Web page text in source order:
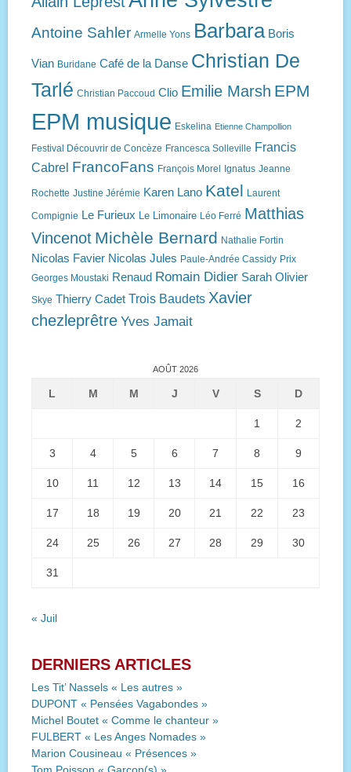
Antoine Sahler Armelle Yons Barbara Boris
Vian Buridane Café de la Danse Christian De
Tarlé Christian Paccoud Clio Emilie Marsh EPM
EPM musique Eskelina Etienne Champollion
Festival Découvrir de Concèze Francesca Solleville Francis
Cabrel FrancoFans François Morel Ignatus Jeanne
Rochette Justine Jérémie Karen Lano Katel Laurent
Compignie Le Furieux Le Limonaire Léo Ferré Matthias
Vincenot Michèle Bernard Nathalie Fortin
Nicolas Favier Nicolas Jules Paule-Andrée Cassidy Prix
Georges Moustaki Renaud Romain Didier Sarah Olivier
Skye Thierry Cadet Trois Baudets Xavier
chezleprêtre Yves Jamait
AOÛT 2026
L M M J V S D
1 2
3 4 5 6 7 8 9
10 11 12 13 14 15 16
17 18 19 20 21 22 23
24 25 26 27 28 29 30
31
« Juil
DERNIERS ARTICLES
Les Tit’ Nassels « Les autres »
DUPONT « Pensées Vagabondes »
Michel Boutet « Comme le chanteur »
FULBERT « Les Anges Nomades »
Marion Cousineau « Présences »